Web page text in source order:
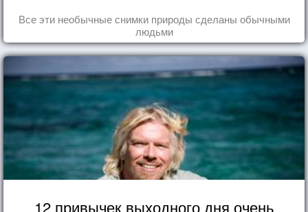
Все эти необычные снимки природы сделаны обычными
людьми
12 привычек выходного дня очень